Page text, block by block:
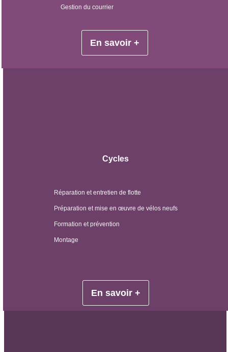
Gestion du courrier
En savoir +
Cycles
Réparation et entretien de flotte
Préparation et mise en œuvre de vélos neufs
Formation et prévention
Montage
En savoir +